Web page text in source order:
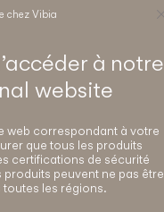
chez Vibia
à notre
website
web correspondant à votre
que tous les produits
certifications de sécurité
peuvent ne pas être
les régions.